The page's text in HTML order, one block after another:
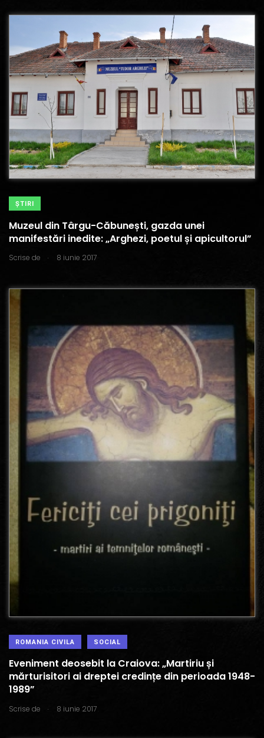
ŞTIRI
Muzeul din Târgu-Căbunești, gazda unei
manifestări inedite: „Arghezi, poetul și apicultorul”
Scrise de . 8 iunie 2017
ROMANIA CIVILA SOCIAL
Eveniment deosebit la Craiova: „Martiriu și
mărturisitori ai dreptei credințe din perioada 1948-
1989”
Scrise de . 8 iunie 2017